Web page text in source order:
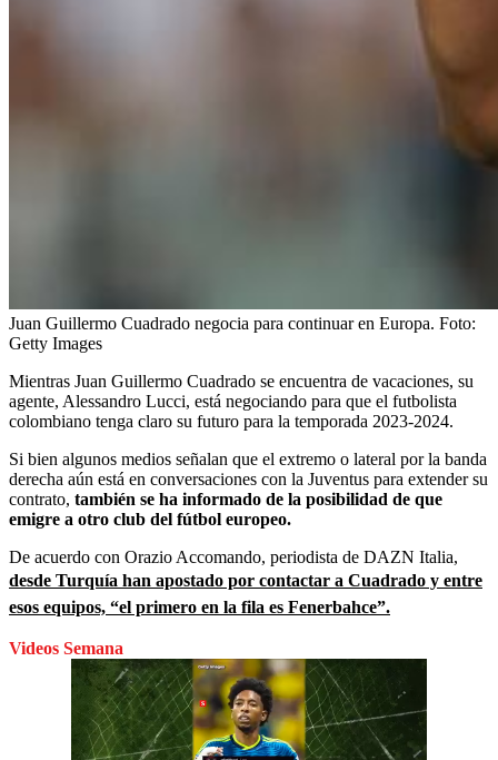
Juan Guillermo Cuadrado negocia para continuar en Europa. Foto:
Getty Images
Mientras Juan Guillermo Cuadrado se encuentra de vacaciones, su
agente, Alessandro Lucci, está negociando para que el futbolista
colombiano tenga claro su futuro para la temporada 2023-2024.
Si bien algunos medios señalan que el extremo o lateral por la banda
derecha aún está en conversaciones con la Juventus para extender su
contrato, también se ha informado de la posibilidad de que
emigre a otro club del fútbol europeo.
De acuerdo con Orazio Accomando, periodista de DAZN Italia,
desde Turquía han apostado por contactar a Cuadrado y entre
esos equipos, “el primero en la fila es Fenerbahce”.
Videos Semana